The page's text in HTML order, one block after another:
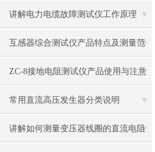
讲解电力电缆故障测试仪工作原理
互感器综合测试仪产品特点及测量范
围
ZC-8接地电阻测试仪产品使用与注意
事项
常用直流高压发生器分类说明
讲解如何测量变压器线圈的直流电阻